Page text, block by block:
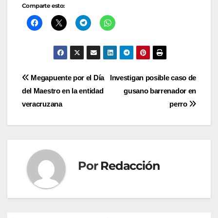
Comparte esto:
Navegación
de
entradas
Investigan posible caso de
gusano barrenador en
perro
Megapuente por el Día
del Maestro en la entidad
veracruzana
Por Redacción